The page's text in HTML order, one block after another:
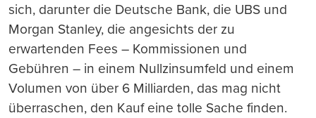
sich, darunter die Deutsche Bank, die UBS und
Morgan Stanley, die angesichts der zu
erwartenden Fees – Kommissionen und
Gebühren – in einem Nullzinsumfeld und einem
Volumen von über 6 Milliarden, das mag nicht
überraschen, den Kauf eine tolle Sache finden.